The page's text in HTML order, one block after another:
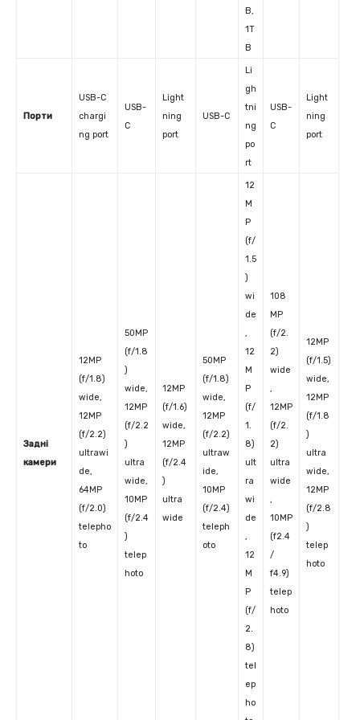
B,
1T
B
Порти
USB-C
chargi
ng port
USB-
C
Light
ning
port
USB-C
Li
gh
tni
ng
po
rt
USB-
C
Light
ning
port
Задні
камери
12MP
(f/1.8)
wide,
12MP
(f/2.2)
ultrawi
de,
64MP
(f/2.0)
telepho
to
50MP
(f/1.8
)
wide,
12MP
(f/2.2
)
ultra
wide,
10MP
(f/2.4
)
telep
hoto
12MP
(f/1.6)
wide,
12MP
(f/2.4
)
ultra
wide
50MP
(f/1.8)
wide,
12MP
(f/2.2)
ultraw
ide,
10MP
(f/2.4)
teleph
oto
12
M
P
(f/
1.5
)
wi
de
,
12
M
P
(f/
1.
8)
ult
ra
wi
de
,
12
M
P
(f/
2.
8)
tel
ep
ho
108
MP
(f/2.
2)
wide
,
12MP
(f/2.
2)
ultra
wide
,
10MP
(f2.4
/
f4.9)
telep
hoto
12MP
(f/1.5)
wide,
12MP
(f/1.8
)
ultra
wide,
12MP
(f/2.8
)
telep
hoto